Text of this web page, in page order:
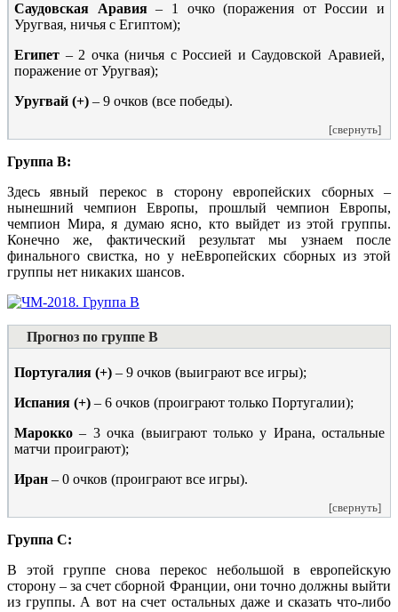
Саудовская Аравия– 1 очко (поражения от России и
Уругвая, ничья с Египтом);
Египет – 2 очка (ничья с Россией и Саудовской Аравией,
поражение от Уругвая);
Уругвай (+) – 9 очков (все победы).
[свернуть]
Группа B:
Здесь явный перекос в сторону европейских сборных –
нынешний чемпион Европы, прошлый чемпион Европы,
чемпион Мира, я думаю ясно, кто выйдет из этой группы.
Конечно же, фактический результат мы узнаем после
финального свистка, но у неЕвропейских сборных из этой
группы нет никаких шансов.
Прогноз по группе B
Португалия (+) – 9 очков (выиграют все игры);
Испания (+) – 6 очков (проиграют только Португалии);
Марокко – 3 очка (выиграют только у Ирана, остальные
матчи проиграют);
Иран – 0 очков (проиграют все игры).
[свернуть]
Группа C:
В этой группе снова перекос небольшой в европейскую
сторону – за счет сборной Франции, они точно должны выйти
из группы. А вот на счет остальных даже и сказать что-либо